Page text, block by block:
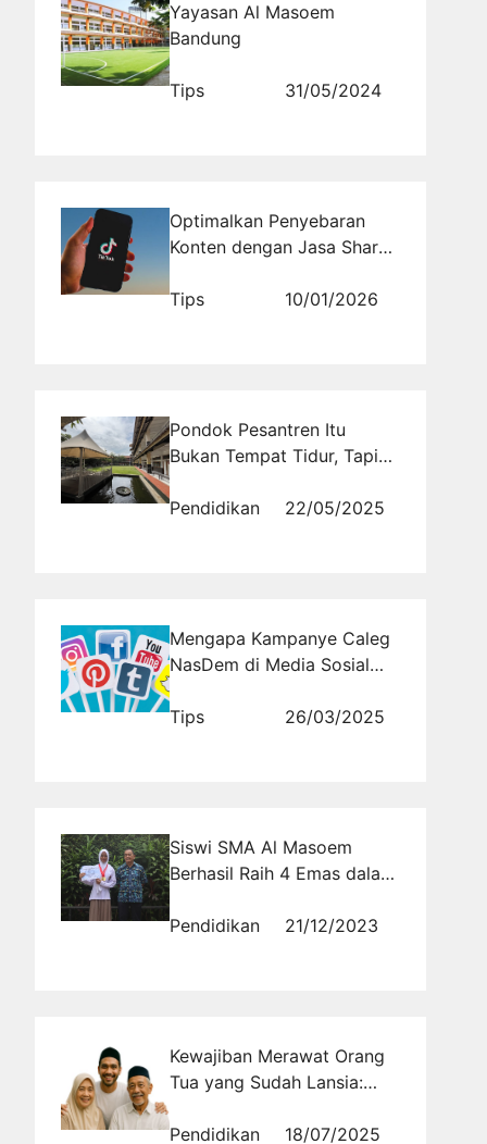
Yayasan Al Masoem
Bandung
Tips 31/05/2024
Optimalkan Penyebaran
Konten dengan Jasa Share
Tips
10/01/2026
Pondok Pesantren Itu
Bukan Tempat Tidur, Tapi
Pendidikan
22/05/2025
Mengapa Kampanye Caleg
NasDem di Media Sosial
Perhatian?
Tips 26/03/2025
Siswi SMA Al Masoem
Berhasil Raih 4 Emas dalam
Provinsi
Pendidikan 21/12/2023
Kewajiban Merawat Orang
Tua yang Sudah Lansia:
Janji Surga
Pendidikan 18/07/2025